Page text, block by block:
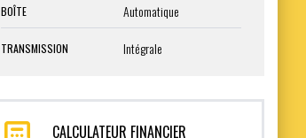
BOÎTE Automatique
TRANSMISSION Intégrale
CALCULATEUR FINANCIER